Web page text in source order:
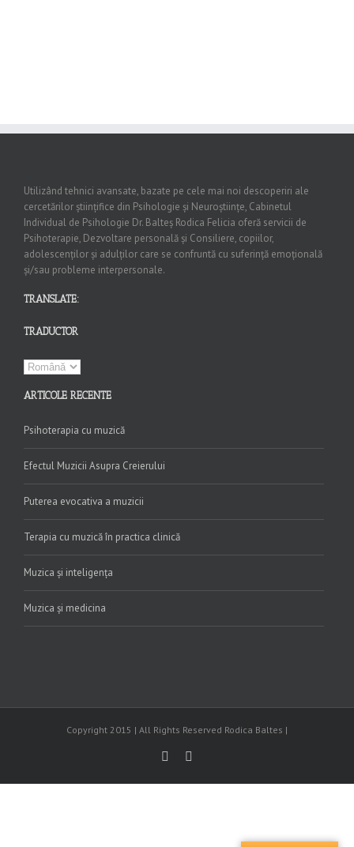
Utilizând tehnici avansate, bazate pe cele mai noi descoperiri ale
cercetărilor științifice din Psihologie și Neuroștiințe, Cabinetul
Individual de Psihologie Dr. Balteș Rodica Felicia oferă servicii de
Psihoterapie, Dezvoltare personală și Consiliere, copiilor,
adolescenților și adulților care se confruntă cu suferință emoțională
și/sau probleme interpersonale.
TRANSLATE:
TRADUCTOR
ARTICOLE RECENTE
Psihoterapia cu muzică
Efectul Muzicii Asupra Creierului
Puterea evocativa a muzicii
Terapia cu muzică în practica clinică
Muzica și inteligența
Muzica și medicina
Copyright 2015 | All Rights Reserved Rodica Baltes |